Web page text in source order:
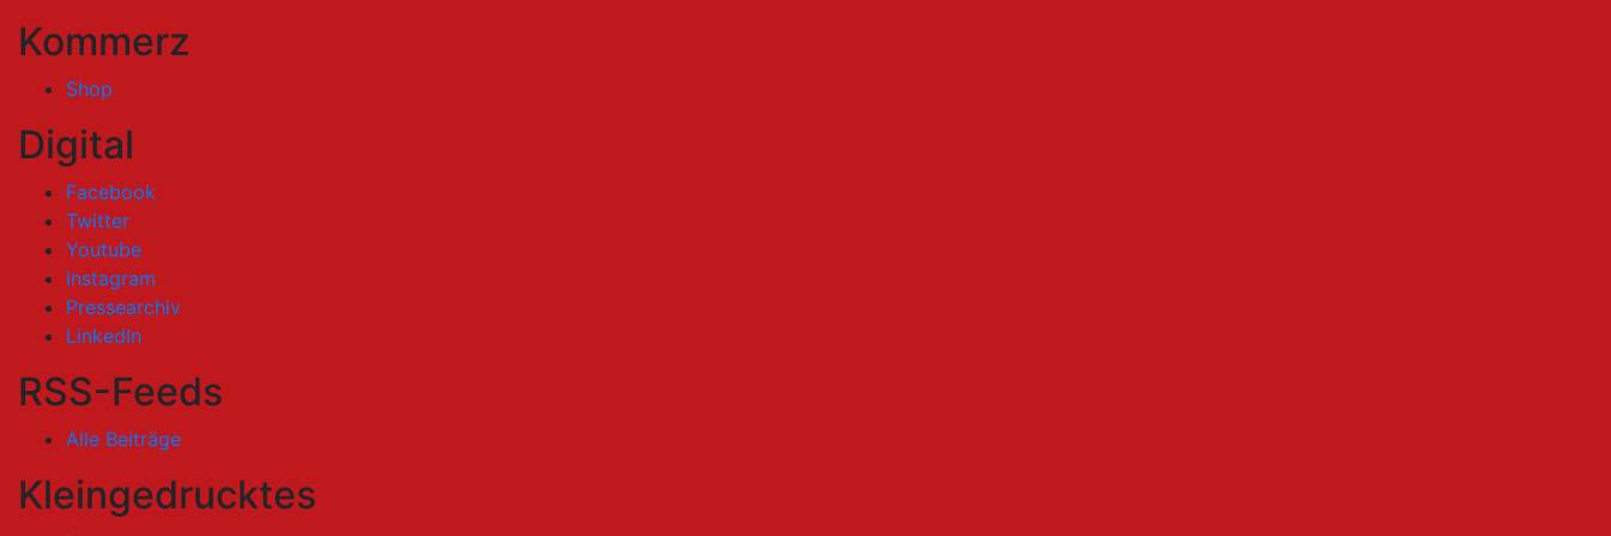
Kommerz
Shop
Digital
Facebook
Twitter
Youtube
Instagram
Pressearchiv
LinkedIn
RSS-Feeds
Alle Beiträge
Kleingedrucktes